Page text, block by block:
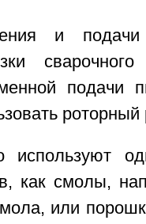
и подачи
подачи
роторный
используют
как смолы,
или